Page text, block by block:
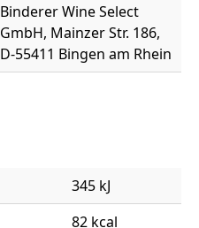
Binderer Wine Select
GmbH, Mainzer Str. 186,
D-55411 Bingen am Rhein
345 kJ
82 kcal